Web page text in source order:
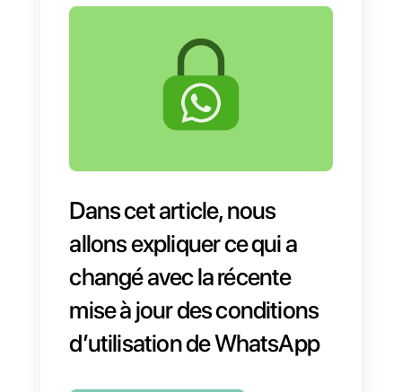
conditions
d’utilisation de
WhatsApp
Dans cet article, nous
allons expliquer ce qui a